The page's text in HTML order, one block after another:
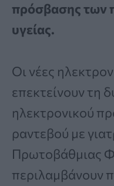
πρόσβασης των
υγείας.
Οι νέες
επεκτείνουν τη
ηλεκτρονικού
ραντεβού με
Πρωτοβάθμιας
περιλαμβάνουν